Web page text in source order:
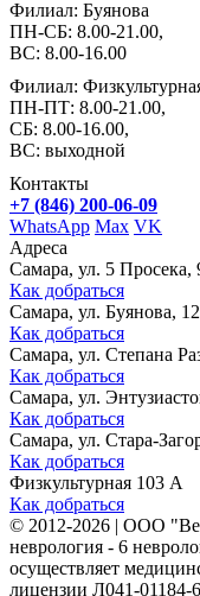
Филиал: Буянова
ПН-СБ: 8.00-21.00,
ВС: 8.00-16.00
Филиал:
ПН-ПТ: 8.00-21.00,
СБ: 8.00-16.00,
ВС: выходной
Контакты
+7 (846) 200-06-09
WhatsApp Max VK
Адреса
Самара, ул. 5 Просека,
Как добраться
Самара, ул. Буянова, 12
Как добраться
Самара, ул. Степана
Как добраться
Самара, ул.
Как добраться
Самара, ул. Стара-
Как добраться
Физкультурная 103 А
Как добраться
© 2012-2026 | ООО
неврология - 6
осуществляет
лицензии Л041-01184-